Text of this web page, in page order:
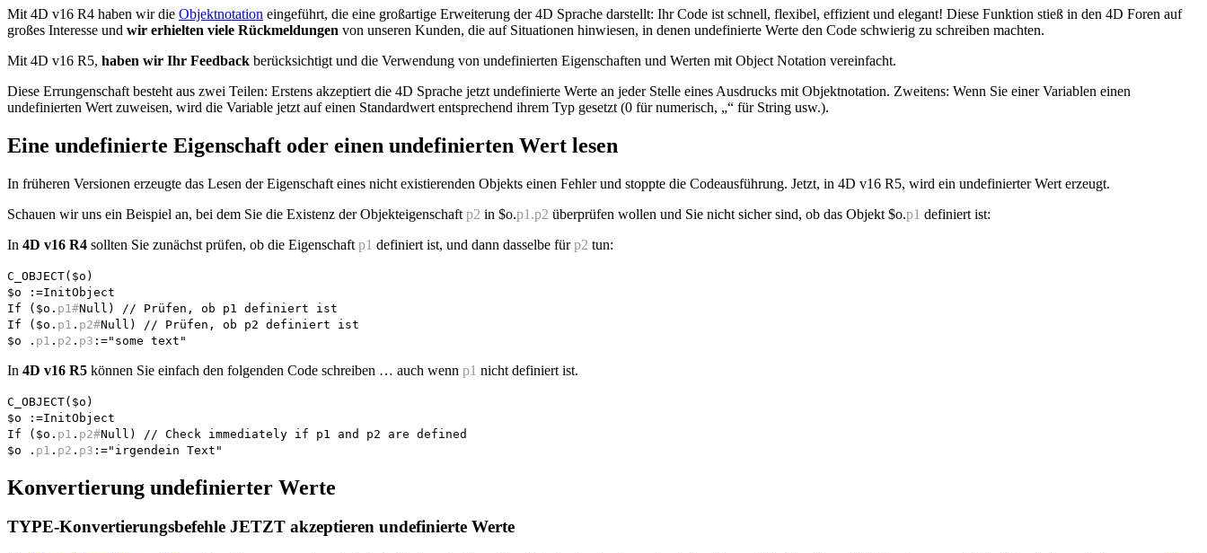
Mit 4D v16 R4 haben wir die Objektnotation eingeführt, die eine großartige Erweiterung der 4D Sprache darstellt: Ihr Code ist schnell, flexibel, effizient und elegant! Diese Funktion stieß in den 4D Foren auf
großes Interesse und wir erhielten viele Rückmeldungen von unseren Kunden, die auf Situationen hinwiesen, in denen undefinierte Werte den Code schwierig zu schreiben machten.
Mit 4D v16 R5, haben wir Ihr Feedback berücksichtigt und die Verwendung von undefinierten Eigenschaften und Werten mit Object Notation vereinfacht.
Diese Errungenschaft besteht aus zwei Teilen: Erstens akzeptiert die 4D Sprache jetzt undefinierte Werte an jeder Stelle eines Ausdrucks mit Objektnotation. Zweitens: Wenn Sie einer Variablen einen
undefinierten Wert zuweisen, wird die Variable jetzt auf einen Standardwert entsprechend ihrem Typ gesetzt (0 für numerisch, „“ für String usw.).
Eine undefinierte Eigenschaft oder einen undefinierten Wert lesen
In früheren Versionen erzeugte das Lesen der Eigenschaft eines nicht existierenden Objekts einen Fehler und stoppte die Codeausführung. Jetzt, in 4D v16 R5, wird ein undefinierter Wert erzeugt.
Schauen wir uns ein Beispiel an, bei dem Sie die Existenz der Objekteigenschaft p2 in $o.p1 .p2 überprüfen wollen und Sie nicht sicher sind, ob das Objekt $o.p1 definiert ist:
In 4D v16 R4 sollten Sie zunächst prüfen, ob die Eigenschaft p1 definiert ist, und dann dasselbe fürp2 tun:
C_OBJECT( $o )
$o :=InitObject
If ( $o . p1#Null ) // Prüfen, ob p1 definiert ist
If ( $o . p1 . p2#Null ) // Prüfen, ob p2 definiert ist
$o . p1 . p2 . p3 :="some text"
In 4D v16 R5 können Sie einfach den folgenden Code schreiben … auch wenn p1 nicht definiert ist.
C_OBJECT( $o )
$o :=InitObject
If ( $o . p1 . p2#Null )
// Check immediately if p1 and p2 are defined
$o . p1 . p2 . p3 :="irgendein Text"
Konvertierung undefinierter Werte
TYPE-Konvertierungsbefehle JETZT akzeptieren undefinierte Werte